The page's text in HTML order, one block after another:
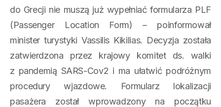
do Grecji nie muszą już wypełniać formularza PLF
(Passenger Location Form) – poinformował
minister turystyki Vassilis Kikilias. Decyzja została
zatwierdzona przez krajowy komitet ds. walki
z pandemią SARS-Cov2 i ma ułatwić podróżnym
procedury wjazdowe. Formularz lokalizacji
pasażera został wprowadzony na początku